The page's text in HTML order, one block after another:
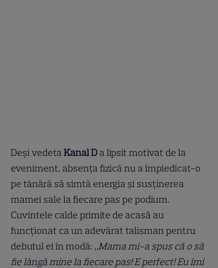
Deși vedetaKanal D a lipsit motivat de la
eveniment, absența fizică nu a împiedicat-o
pe tânără să simtă energia și susținerea
mamei sale la fiecare pas pe podium.
Cuvintele calde primite de acasă au
funcționat ca un adevărat talisman pentru
debutul ei în modă: „Mama mi-a spus că o să
fie lângă mine la fiecare pas! E perfect! Eu îmi